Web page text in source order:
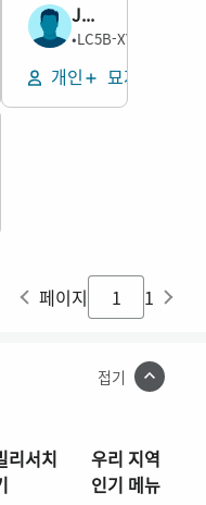
추가
John Witmer Holm
남성
1831–1920
•LC5B-XYH
개인 묘지 추가
추가
페이지 1
접기
리서치
우리 지역
인기 메뉴